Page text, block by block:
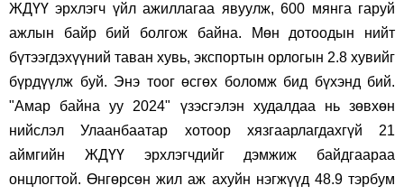
ЖДҮҮ эрхлэгч үйл ажиллагаа явуулж, 600 мянга гаруй
ажлын байр бий болгож байна. Мөн дотоодын нийт
бүтээгдэхүүний таван хувь, экспортын орлогын 2.8 хувийг
бүрдүүлж буй. Энэ тоог өсгөх боломж бид бүхэнд бий.
"Амар байна уу 2024" үзэсгэлэн худалдаа нь зөвхөн
нийслэл Улаанбаатар хотоор хязгаарлагдахгүй 21
аймгийн ЖДҮҮ эрхлэгчдийг дэмжиж байдгаараа
онцлогтой. Өнгөрсөн жил аж ахуйн нэгжүүд 48.9 тэрбум